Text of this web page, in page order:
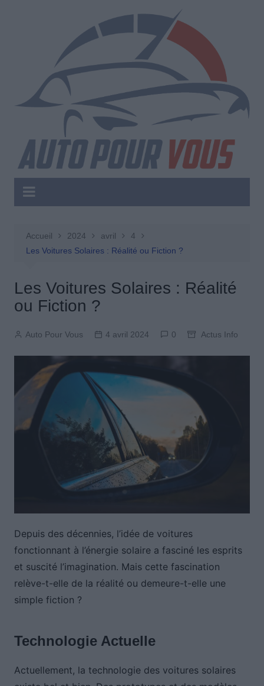
Accueil 2024 avril
4
Les Voitures Solaires : Réalité ou Fiction ?
Les Voitures Solaires : Réalité
ou Fiction ?
Auto Pour Vous 4 avril 2024 0 Actus Info
Depuis des décennies, l’idée de voitures
fonctionnant à l’énergie solaire a fasciné les esprits
et suscité l’imagination. Mais cette fascination
relève-t-elle de la réalité ou demeure-t-elle une
simple fiction ?
Technologie Actuelle
Actuellement, la technologie des voitures solaires